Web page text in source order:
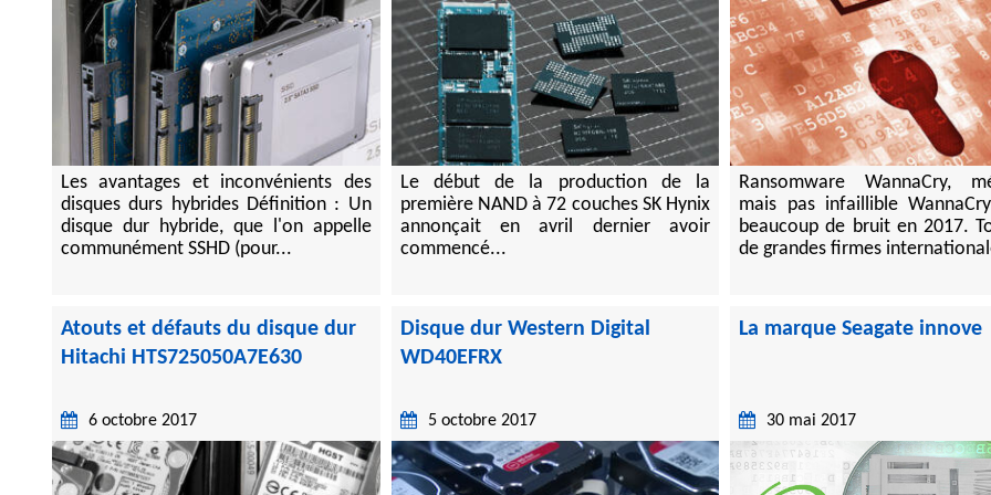
Les avantages et inconvénients des
disques durs hybrides Définition : Un
disque dur hybride, que l'on appelle
communément SSHD (pour...
Le début de la production de la
première NAND à 72 couches SK Hynix
annonçait en avril dernier avoir
commencé...
Ransomware WannaCry,
mais pas infaillible
beaucoup de bruit en 2017.
de grandes firmes
Atouts et défauts du disque dur
Hitachi HTS725050A7E630
6 octobre 2017
Disque dur Western Digital
WD40EFRX
5 octobre 2017
La marque Seagate innove
30 mai 2017